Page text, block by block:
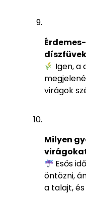
Igen, a
virágok
Milyen
Esős
öntözni,
a talajt,